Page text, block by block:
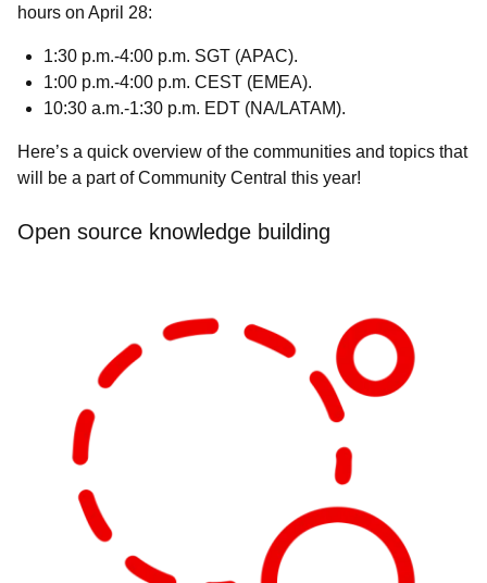
hours on April 28:
1:30 p.m.-4:00 p.m. SGT (APAC).
1:00 p.m.-4:00 p.m. CEST (EMEA).
10:30 a.m.-1:30 p.m. EDT (NA/LATAM).
Here’s a quick overview of the communities and topics that
will be a part of Community Central this year!
Open source knowledge building